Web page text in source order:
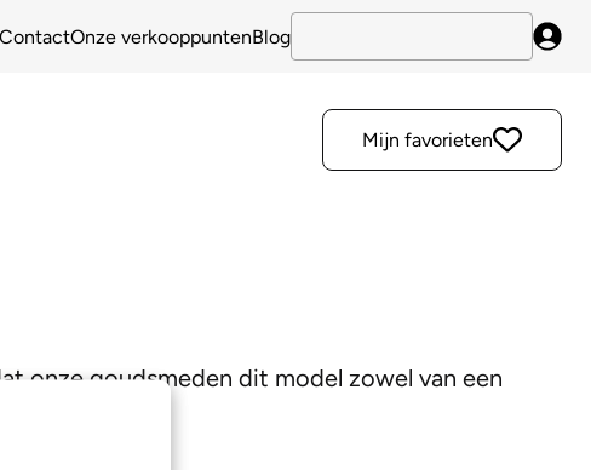
ContactOnze verkooppuntenBlog
Mijn favorieten
onze goudsmeden dit model zowel van een